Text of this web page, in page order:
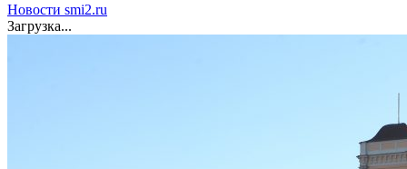
Новости smi2.ru
Загрузка...